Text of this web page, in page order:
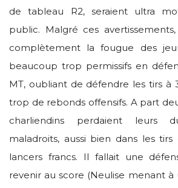
de tableau R2, seraient ultra
public. Malgré ces
complètement la fougue des
beaucoup trop permissifs en
MT, oubliant de défendre les tirs à
trop de rebonds offensifs. A part
charliendins perdaient leurs
maladroits, aussi bien dans les tirs
lancers francs. Il fallait une
revenir au score (Neulise menant à